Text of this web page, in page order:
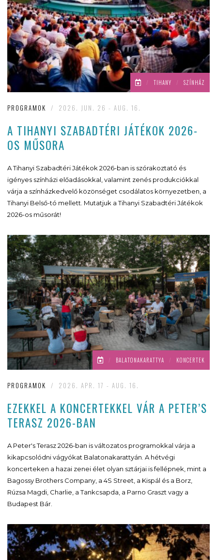
/ TIHANY / SZÍNHÁZ
PROGRAMOK / 2026. JUN. 26 - AUG. 16.
A TIHANYI SZABADTÉRI JÁTÉKOK 2026-
OS MŰSORA
A Tihanyi Szabadtéri Játékok 2026-ban is szórakoztató és
igényes színházi előadásokkal, valamint zenés produkciókkal
várja a színházkedvelő közönséget csodálatos környezetben, a
Tihanyi Belső-tó mellett. Mutatjuk a Tihanyi Szabadtéri Játékok
2026-os műsorát!
/ BALATONAKARATTYA / KONCERTEK
PROGRAMOK / 2026. APR. 17 - AUG. 16.
EZEKKEL A KONCERTEKKEL VÁR A PETER’S
TERASZ 2026-BAN
A Peter's Terasz 2026-ban is változatos programokkal várja a
kikapcsolódni vágyókat Balatonakarattyán. A hétvégi
koncerteken a hazai zenei élet olyan sztárjai is fellépnek, mint a
Bagossy Brothers Company, a 4S Street, a Kispál és a Borz,
Rúzsa Magdi, Charlie, a Tankcsapda, a Parno Graszt vagy a
Budapest Bár.